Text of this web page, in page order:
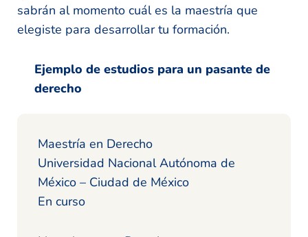
sabrán al momento cuál es la maestría que
elegiste para desarrollar tu formación.
Ejemplo de estudios para un pasante de
derecho
Maestría en Derecho
Universidad Nacional Autónoma de
México – Ciudad de México
En curso